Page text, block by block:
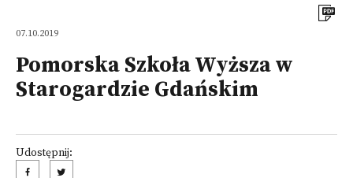
07.10.2019
Pomorska Szkoła Wyższa w
Starogardzie Gdańskim
Udostępnij: